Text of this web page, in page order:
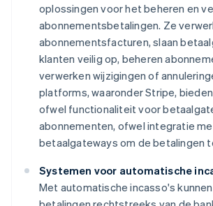
oplossingen voor het beheren en
abonnementsbetalingen. Ze
abonnementsfacturen, slaan
klanten veilig op, beheren
verwerken wijzigingen of
platforms, waaronder Stripe,
ofwel functionaliteit voor
abonnementen, ofwel integratie
betaalgateways om de betalingen
Systemen voor automatische
Met automatische incasso's